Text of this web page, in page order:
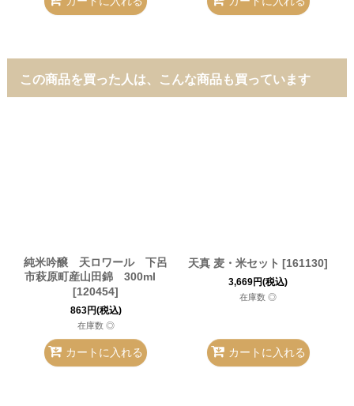
この商品を買った人は、こんな商品も買っています
純米吟醸 天ロワール 下呂
市萩原町産山田錦 300ml
[120454]
863円(税込)
在庫数 ◎
カートに入れる
天真 麦・米セット [161130]
3,669円(税込)
在庫数 ◎
カートに入れる